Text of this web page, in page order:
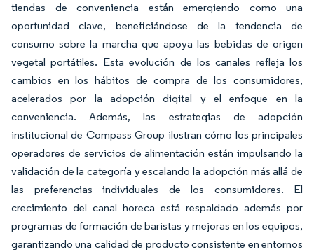
tiendas de conveniencia están emergiendo como una
oportunidad clave, beneficiándose de la tendencia de
consumo sobre la marcha que apoya las bebidas de origen
vegetal portátiles. Esta evolución de los canales refleja los
cambios en los hábitos de compra de los consumidores,
acelerados por la adopción digital y el enfoque en la
conveniencia. Además, las estrategias de adopción
institucional de Compass Group ilustran cómo los principales
operadores de servicios de alimentación están impulsando la
validación de la categoría y escalando la adopción más allá de
las preferencias individuales de los consumidores. El
crecimiento del canal horeca está respaldado además por
programas de formación de baristas y mejoras en los equipos,
garantizando una calidad de producto consistente en entornos